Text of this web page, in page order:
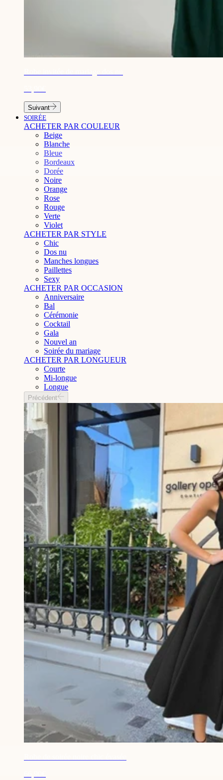
Suivant
SOIRÉE
ACHETER PAR COULEUR
Beige
Blanche
Bleue
Bordeaux
Dorée
Noire
Orange
Rose
Rouge
Verte
Violet
ACHETER PAR STYLE
Chic
Dos nu
Manches longues
Paillettes
Sexy
ACHETER PAR OCCASION
Anniversaire
Bal
Cérémonie
Cocktail
Gala
Nouvel an
Soirée du mariage
ACHETER PAR LONGUEUR
Courte
Mi-longue
Longue
Précédent